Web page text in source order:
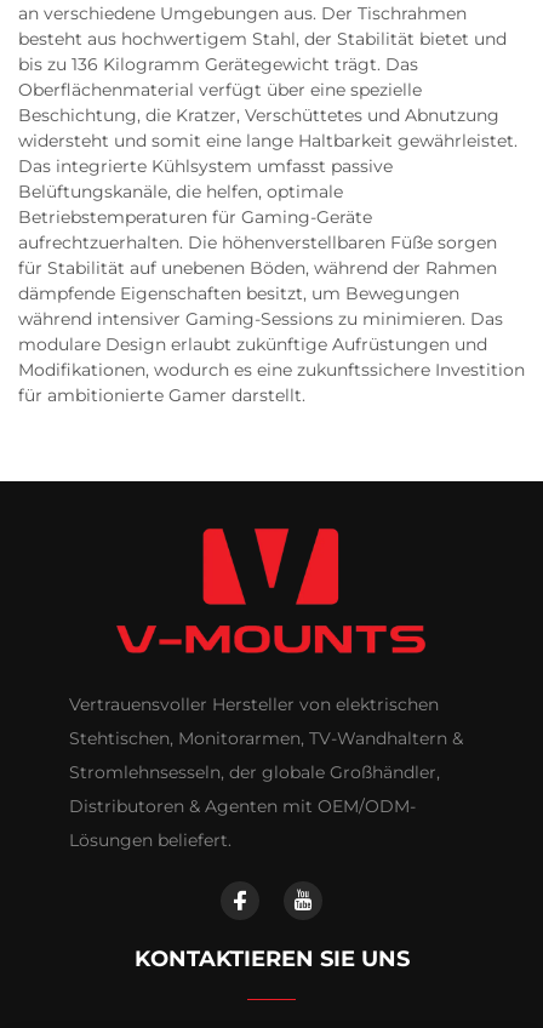
an verschiedene Umgebungen aus. Der Tischrahmen
besteht aus hochwertigem Stahl, der Stabilität bietet und
bis zu 136 Kilogramm Gerätegewicht trägt. Das
Oberflächenmaterial verfügt über eine spezielle
Beschichtung, die Kratzer, Verschüttetes und Abnutzung
widersteht und somit eine lange Haltbarkeit gewährleistet.
Das integrierte Kühlsystem umfasst passive
Belüftungskanäle, die helfen, optimale
Betriebstemperaturen für Gaming-Geräte
aufrechtzuerhalten. Die höhenverstellbaren Füße sorgen
für Stabilität auf unebenen Böden, während der Rahmen
dämpfende Eigenschaften besitzt, um Bewegungen
während intensiver Gaming-Sessions zu minimieren. Das
modulare Design erlaubt zukünftige Aufrüstungen und
Modifikationen, wodurch es eine zukunftssichere Investition
für ambitionierte Gamer darstellt.
Vertrauensvoller Hersteller von elektrischen
Stehtischen, Monitorarmen, TV-Wandhaltern &
Stromlehnsesseln, der globale Großhändler,
Distributoren & Agenten mit OEM/ODM-
Lösungen beliefert.
KONTAKTIEREN SIE UNS